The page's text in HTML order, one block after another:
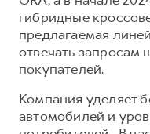
HAVAL Лизинг
АКСЕССУАРЫ
Автомобильные
Коллекция CITY
АКСЕССУАРЫ
Автомобильные
Коллекция CITY
Коллекция Базовая
Коллекция Детская
гибридные
предлагаемая
отвечать запросам
покупателей.
Компания уделяет
автомобилей и